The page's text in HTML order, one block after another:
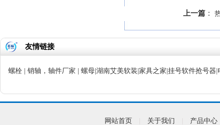
上一篇 ：
友情链接
螺栓| 销轴，轴件厂家 螺母| 湖南艾美软装 家具之家 挂号软件抢号器
网站首页 关于我们 产品中心